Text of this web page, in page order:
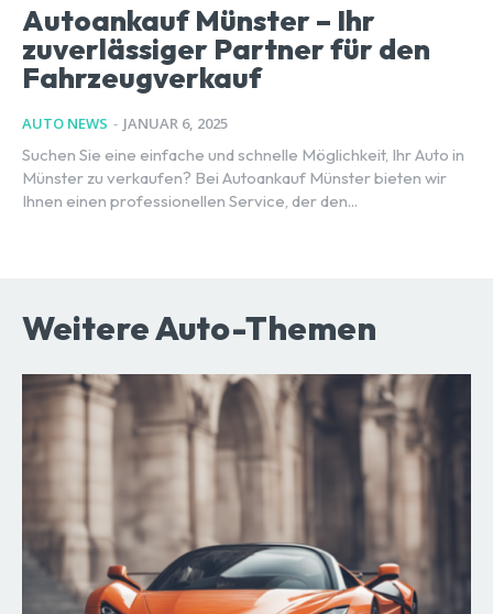
Autoankauf Münster – Ihr
zuverlässiger Partner für den
Fahrzeugverkauf
AUTO NEWS - JANUAR 6, 2025
Suchen Sie eine einfache und schnelle Möglichkeit, Ihr Auto in
Münster zu verkaufen? Bei Autoankauf Münster bieten wir
Ihnen einen professionellen Service, der den...
Weitere Auto-Themen